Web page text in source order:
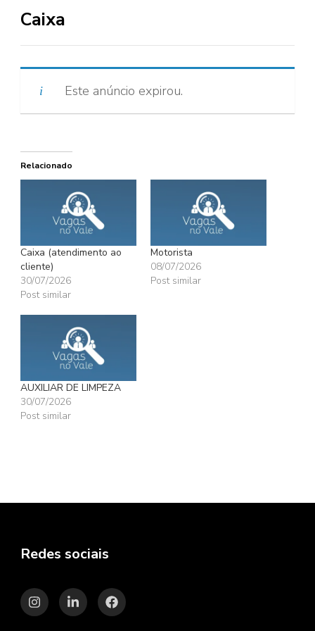
Caixa
Este anúncio expirou.
Relacionado
Caixa (atendimento ao
cliente)
30/07/2026
Post similar
Motorista
08/07/2026
Post similar
AUXILIAR DE LIMPEZA
30/07/2026
Post similar
Redes sociais